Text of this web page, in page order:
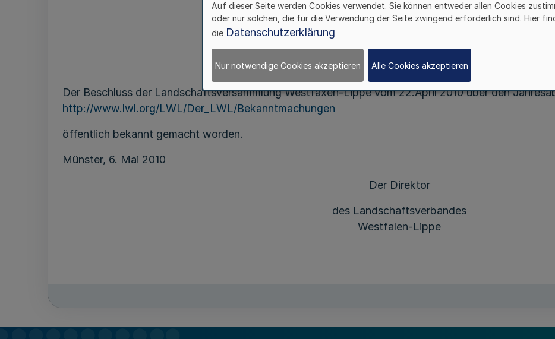
des
Landschaftsverbandes Westfalen-Lippe
Bek. d. Landschaftsverbandes Westfalen-Lippe
v. 6.5.2010
Der Beschluss der Landschaftsversammlung Westfaxen-Lippe vom 22.April 2010 über den
http://www.lwl.org/LWL/Der_LWL/Bekanntmachungen
öffentlich bekannt gemacht worden.
Münster, 6. Mai 2010
Der Direktor
des Landschaftsverbandes
Westfalen-Lippe
Auf dieser Seite werden Cookies verwendet. Sie können entweder allen Cookies
oder nur solchen, die für die Verwendung der Seite zwingend erforderlich sind. Hier
die Datenschutzerklärung
Nur notwendige Cookies akzeptieren Alle Cookies akzeptieren